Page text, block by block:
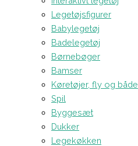
Legetøjsfigurer
Babylegetøj
Badelegetøj
Børnebøger
Bamser
Køretøjer, fly og både
Spil
Byggesæt
Dukker
Legekøkken